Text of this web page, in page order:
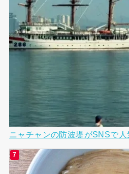
ニャチャンの防波堤がSNSで